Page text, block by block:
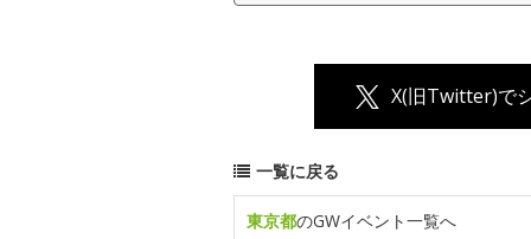
X(旧Twitter)で
一覧に戻る
東京都のGWイベント一覧へ